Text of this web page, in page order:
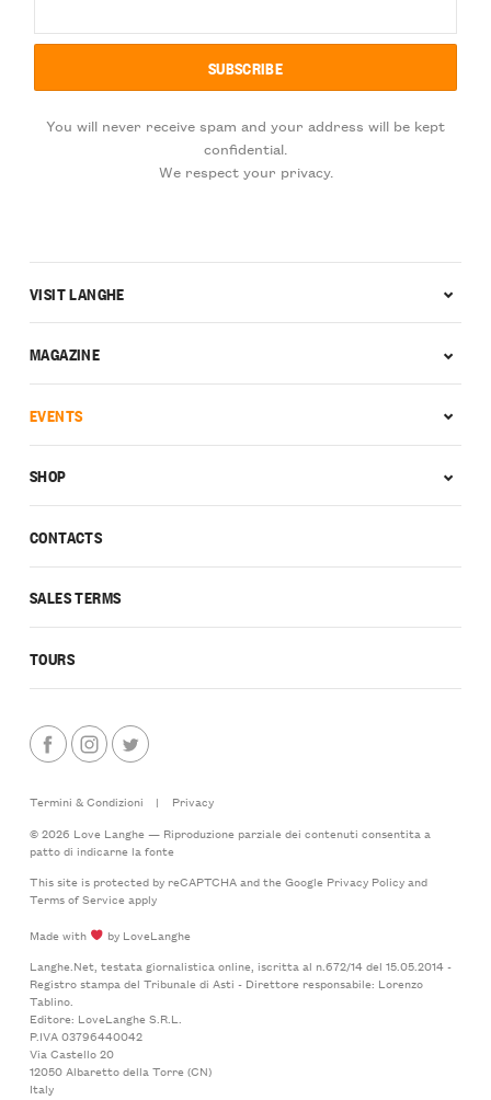
You will never receive spam and your address will be kept
confidential.
We respect your privacy.
CONTACTS
SALES TERMS
TOURS
VISIT LANGHE
MAGAZINE
EVENTS
SHOP
Termini & Condizioni |
Privacy
© 2026 Love Langhe — Riproduzione parziale dei contenuti consentita a
patto di indicarne la fonte
This site is protected by reCAPTCHA and the Google Privacy Policyand
Terms of Serviceapply
Made with
by LoveLanghe
Langhe.Net, testata giornalistica online, iscritta al n.672/14 del 15.05.2014 -
Registro stampa del Tribunale di Asti - Direttore responsabile: Lorenzo
Tablino.
Editore: LoveLanghe S.R.L.
P.IVA 03796440042
Via Castello 20
12050 Albaretto della Torre (CN)
Italy